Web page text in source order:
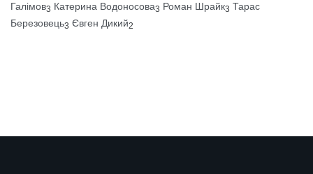
Галімов3 Катерина Водоносова3 Роман Шрайк3 Тарас
Березовець3 Євген Дикий2